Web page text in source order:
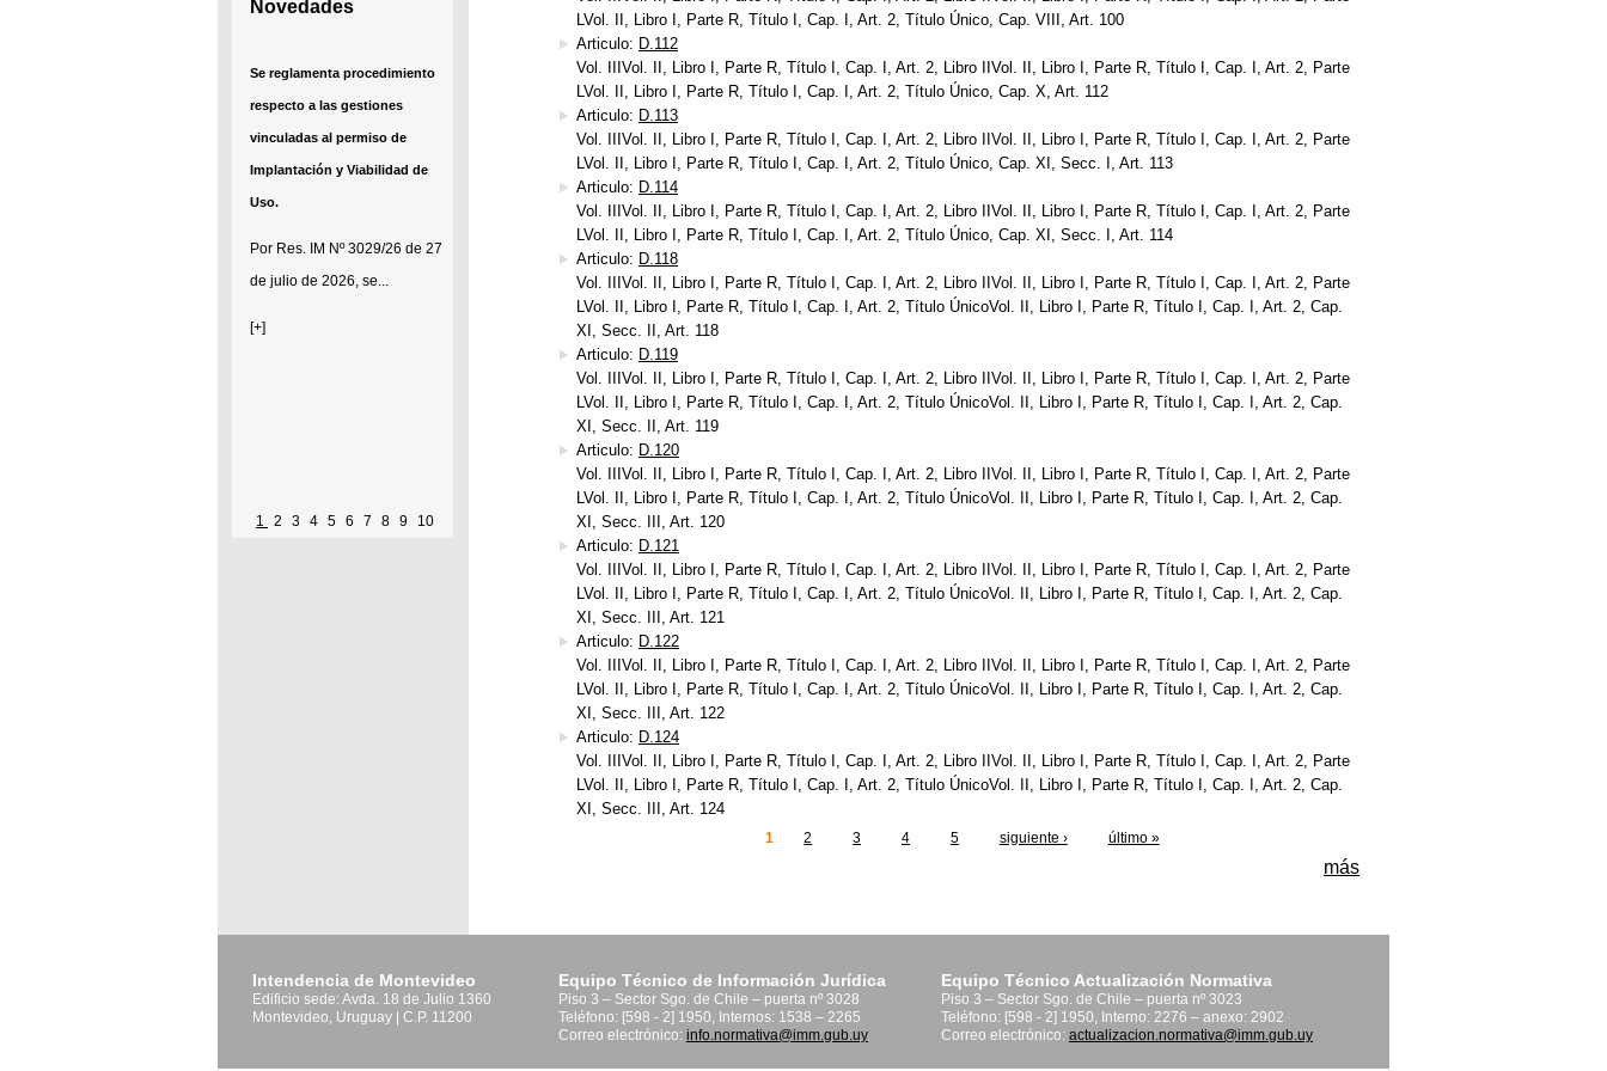
Novedades
Se reglamenta procedimiento
respecto a las gestiones
vinculadas al permiso de
Implantación y Viabilidad de
Uso.
Por Res. IM Nº 3029/26 de 27
de julio de 2026, se...
[+]
1 2 3 4 5 6 7 8 9 10
LVol. II, Libro I, Parte R, Título I, Cap. I, Art. 2, Título Único, Cap. VIII, Art. 100
Articulo: D.112
Vol. IIIVol. II, Libro I, Parte R, Título I, Cap. I, Art. 2, Libro IIVol. II, Libro I, Parte R, Título I, Cap. I, Art. 2, Parte
LVol. II, Libro I, Parte R, Título I, Cap. I, Art. 2, Título Único, Cap. X, Art. 112
Articulo: D.113
Vol. IIIVol. II, Libro I, Parte R, Título I, Cap. I, Art. 2, Libro IIVol. II, Libro I, Parte R, Título I, Cap. I, Art. 2, Parte
LVol. II, Libro I, Parte R, Título I, Cap. I, Art. 2, Título Único, Cap. XI, Secc. I, Art. 113
Articulo: D.114
Vol. IIIVol. II, Libro I, Parte R, Título I, Cap. I, Art. 2, Libro IIVol. II, Libro I, Parte R, Título I, Cap. I, Art. 2, Parte
LVol. II, Libro I, Parte R, Título I, Cap. I, Art. 2, Título Único, Cap. XI, Secc. I, Art. 114
Articulo: D.118
Vol. IIIVol. II, Libro I, Parte R, Título I, Cap. I, Art. 2, Libro IIVol. II, Libro I, Parte R, Título I, Cap. I, Art. 2, Parte
LVol. II, Libro I, Parte R, Título I, Cap. I, Art. 2, Título ÚnicoVol. II, Libro I, Parte R, Título I, Cap. I, Art. 2, Cap.
XI, Secc. II, Art. 118
Articulo: D.119
Vol. IIIVol. II, Libro I, Parte R, Título I, Cap. I, Art. 2, Libro IIVol. II, Libro I, Parte R, Título I, Cap. I, Art. 2, Parte
LVol. II, Libro I, Parte R, Título I, Cap. I, Art. 2, Título ÚnicoVol. II, Libro I, Parte R, Título I, Cap. I, Art. 2, Cap.
XI, Secc. II, Art. 119
Articulo: D.120
Vol. IIIVol. II, Libro I, Parte R, Título I, Cap. I, Art. 2, Libro IIVol. II, Libro I, Parte R, Título I, Cap. I, Art. 2, Parte
LVol. II, Libro I, Parte R, Título I, Cap. I, Art. 2, Título ÚnicoVol. II, Libro I, Parte R, Título I, Cap. I, Art. 2, Cap.
XI, Secc. III, Art. 120
Articulo: D.121
Vol. IIIVol. II, Libro I, Parte R, Título I, Cap. I, Art. 2, Libro IIVol. II, Libro I, Parte R, Título I, Cap. I, Art. 2, Parte
LVol. II, Libro I, Parte R, Título I, Cap. I, Art. 2, Título ÚnicoVol. II, Libro I, Parte R, Título I, Cap. I, Art. 2, Cap.
XI, Secc. III, Art. 121
Articulo: D.122
Vol. IIIVol. II, Libro I, Parte R, Título I, Cap. I, Art. 2, Libro IIVol. II, Libro I, Parte R, Título I, Cap. I, Art. 2, Parte
LVol. II, Libro I, Parte R, Título I, Cap. I, Art. 2, Título ÚnicoVol. II, Libro I, Parte R, Título I, Cap. I, Art. 2, Cap.
XI, Secc. III, Art. 122
Articulo: D.124
Vol. IIIVol. II, Libro I, Parte R, Título I, Cap. I, Art. 2, Libro IIVol. II, Libro I, Parte R, Título I, Cap. I, Art. 2, Parte
LVol. II, Libro I, Parte R, Título I, Cap. I, Art. 2, Título ÚnicoVol. II, Libro I, Parte R, Título I, Cap. I, Art. 2, Cap.
XI, Secc. III, Art. 124
1 2 3 4 5 siguiente › último »
más
Intendencia de Montevideo
Edificio sede: Avda. 18 de Julio 1360
Montevideo, Uruguay | C.P. 11200
Equipo Técnico Actualización Normativa
Piso 3 – Sector Sgo. de Chile – puerta nº 3023
Teléfono: [598 - 2] 1950, Interno: 2276 – anexo: 2902
Correo electrónico: actualizacion.normativa@imm.gub.uy
Equipo Técnico de Información Jurídica
Piso 3 – Sector Sgo. de Chile – puerta nº 3028
Teléfono: [598 - 2] 1950, Internos: 1538 – 2265
Correo electrónico: info.normativa@imm.gub.uy